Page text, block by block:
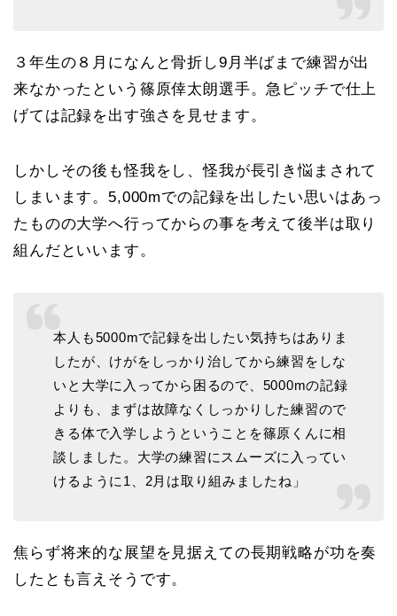
３年生の８月になんと骨折し9月半ばまで練習が出
来なかったという篠原倖太朗選手。急ピッチで仕上
げては記録を出す強さを見せます。
しかしその後も怪我をし、怪我が長引き悩まされて
しまいます。5,000mでの記録を出したい思いはあっ
たものの大学へ行ってからの事を考えて後半は取り
組んだといいます。
本人も5000mで記録を出したい気持ちはありま
したが、けがをしっかり治してから練習をしな
いと大学に入ってから困るので、5000mの記録
よりも、まずは故障なくしっかりした練習ので
きる体で入学しようということを篠原くんに相
談しました。大学の練習にスムーズに入ってい
けるように1、2月は取り組みましたね」
焦らず将来的な展望を見据えての長期戦略が功を奏
したとも言えそうです。